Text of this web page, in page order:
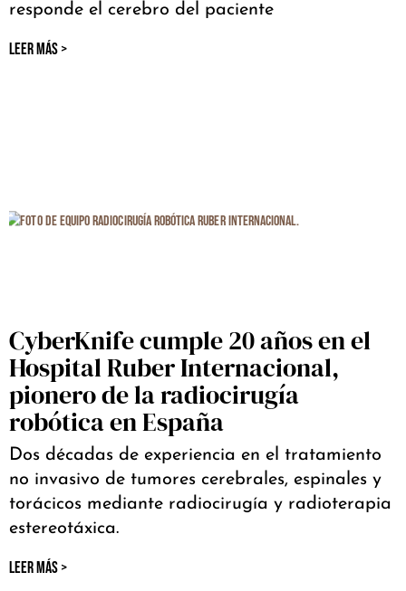
responde el cerebro del paciente
LEER MÁS >
CyberKnife cumple 20 años en el
Hospital Ruber Internacional,
pionero de la radiocirugía
robótica en España
Dos décadas de experiencia en el tratamiento
no invasivo de tumores cerebrales, espinales y
torácicos mediante radiocirugía y radioterapia
estereotáxica.
LEER MÁS >